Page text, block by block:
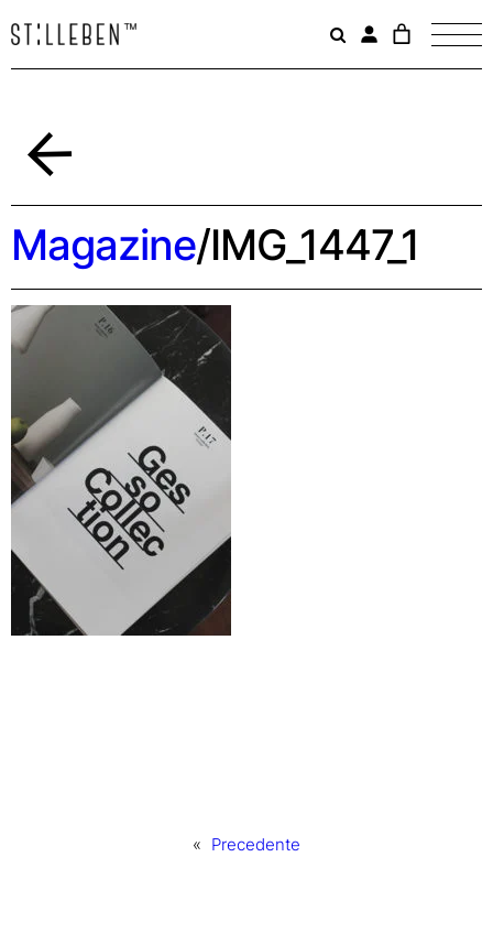
Il
è
Magazine/IMG_1447_1
« Precedente